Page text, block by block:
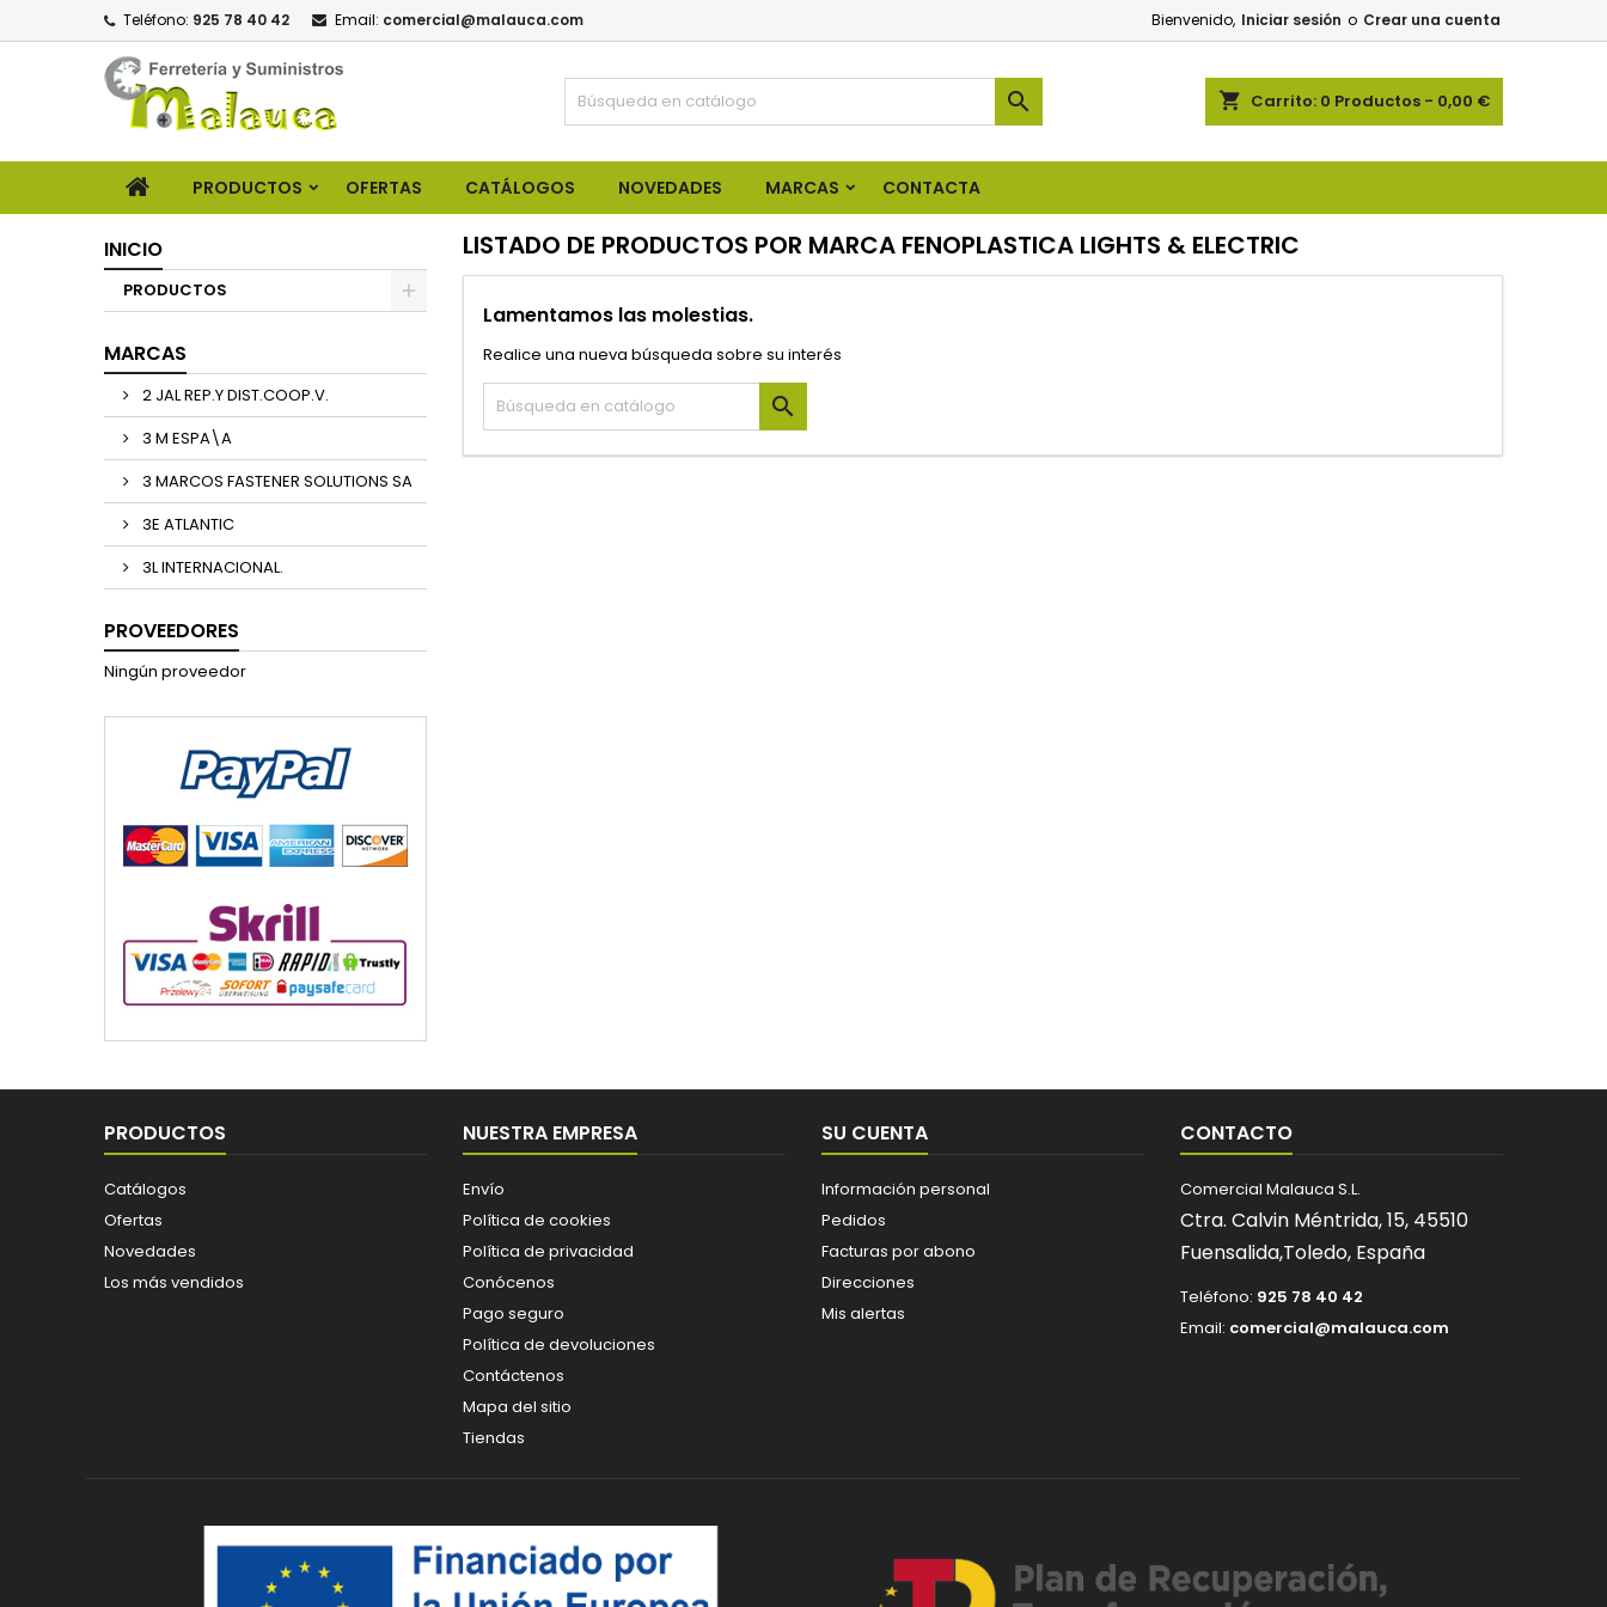
Teléfono: 925 78 40 42 Email: comercial@malauca.com Bienvenido, Iniciar sesión o Crear una cuenta
shopping_cart Carrito: 0 Productos - 0,00 €

PRODUCTOS OFERTAS CATÁLOGOS NOVEDADES MARCAS CONTACTA
INICIO
PRODUCTOS
MARCAS
2 JAL REP.Y DIST.COOP.V.
3 M ESPA\A
3 MARCOS FASTENER SOLUTIONS SA
3E ATLANTIC
3L INTERNACIONAL.
PROVEEDORES
Ningún proveedor
LISTADO DE PRODUCTOS POR MARCA FENOPLASTICA LIGHTS & ELECTRIC
Lamentamos las molestias.
Realice una nueva búsqueda sobre su interés

PRODUCTOS
Catálogos
Ofertas
Novedades
Los más vendidos
NUESTRA EMPRESA
Envío
Política de cookies
Política de privacidad
Conócenos
Pago seguro
Política de devoluciones
Contáctenos
Mapa del sitio
Tiendas
SU CUENTA
Información personal
Pedidos
Facturas por abono
Direcciones
Mis alertas
CONTACTO
Comercial Malauca S.L.
Ctra. Calvin Méntrida, 15, 45510
Fuensalida,Toledo, España
Teléfono: 925 78 40 42
Email: comercial@malauca.com